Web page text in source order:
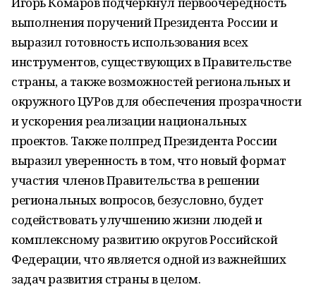
выполнения поручений Президента России и
выразил готовность использования всех
инструментов, существующих в Правительстве
страны, а также возможностей региональных и
окружного ЦУРов для обеспечения прозрачности
и ускорения реализации национальных
проектов. Также полпред Президента России
выразил уверенность в том, что новый формат
участия членов Правительства в решении
региональных вопросов, безусловно, будет
содействовать улучшению жизни людей и
комплексному развитию округов Российской
Федерации, что является одной из важнейших
задач развития страны в целом.